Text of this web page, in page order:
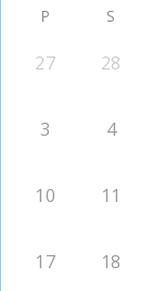
P S
27 28
3 4
10 11
17 18